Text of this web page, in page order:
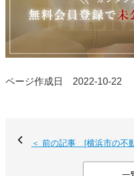
ページ作成日 2022-10-22
＜ 前の記事 [横浜市の不